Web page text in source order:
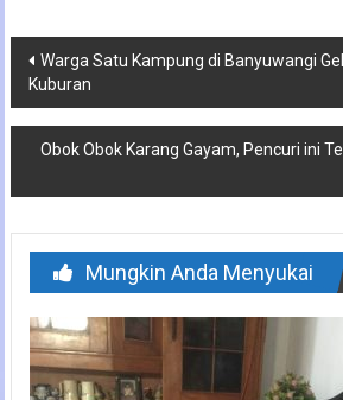
Navigasi
pos
Warga Satu Kampung di Banyuwangi
Kuburan
Obok Obok Karang Gayam, Pencuri ini
Mungkin Anda Menyukai